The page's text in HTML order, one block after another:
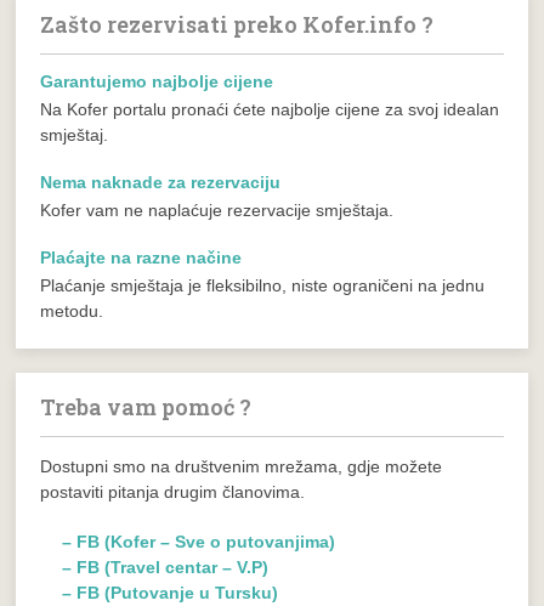
Zašto rezervisati preko Kofer.info ?
Garantujemo najbolje cijene
Na Kofer portalu pronaći ćete najbolje cijene za svoj idealan
smještaj.
Nema naknade za rezervaciju
Kofer vam ne naplaćuje rezervacije smještaja.
Plaćajte na razne načine
Plaćanje smještaja je fleksibilno, niste ograničeni na jednu
metodu.
Treba vam pomoć ?
Dostupni smo na društvenim mrežama, gdje možete
postaviti pitanja drugim članovima.
– FB (Kofer – Sve o putovanjima)
– FB (Travel centar – V.P)
– FB (Putovanje u Tursku)